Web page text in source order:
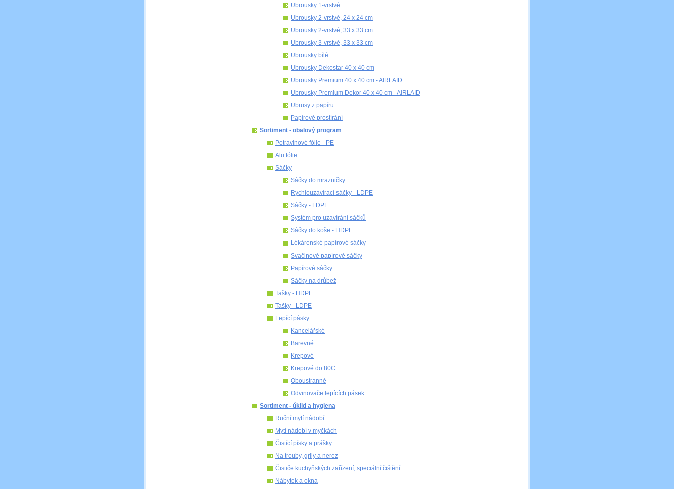
Ubrousky 1-vrstvé
Ubrousky 2-vrstvé, 24 x 24 cm
Ubrousky 2-vrstvé, 33 x 33 cm
Ubrousky 3-vrstvé, 33 x 33 cm
Ubrousky bílé
Ubrousky Dekostar 40 x 40 cm
Ubrousky Premium 40 x 40 cm - AIRLAID
Ubrousky Premium Dekor 40 x 40 cm - AIRLAID
Ubrusy z papíru
Papírové prostírání
Sortiment - obalový program
Potravinové fólie - PE
Alu fólie
Sáčky
Sáčky do mrazničky
Rychlouzavírací sáčky - LDPE
Sáčky - LDPE
Systém pro uzavírání sáčků
Sáčky do koše - HDPE
Lékárenské papírové sáčky
Svačinové papírové sáčky
Papírové sáčky
Sáčky na drůbež
Tašky - HDPE
Tašky - LDPE
Lepící pásky
Kancelářské
Barevné
Krepové
Krepové do 80C
Oboustranné
Odvinovače lepících pásek
Sortiment - úklid a hygiena
Ruční mytí nádobí
Mytí nádobí v myčkách
Čistící písky a prášky
Na trouby, grily a nerez
Čističe kuchyňských zařízení, speciální čištění
Nábytek a okna